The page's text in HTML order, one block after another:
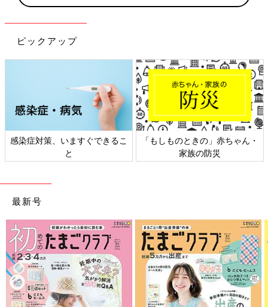
ピックアップ
感染症対策、いますぐできるこ
と
「もしものときの」赤ちゃん・
家族の防災
最新号